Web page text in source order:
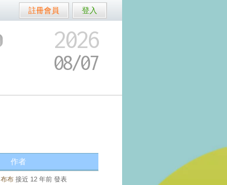
註冊會員 登入
2026
08/07
作者
布布 接近 12 年前 發表